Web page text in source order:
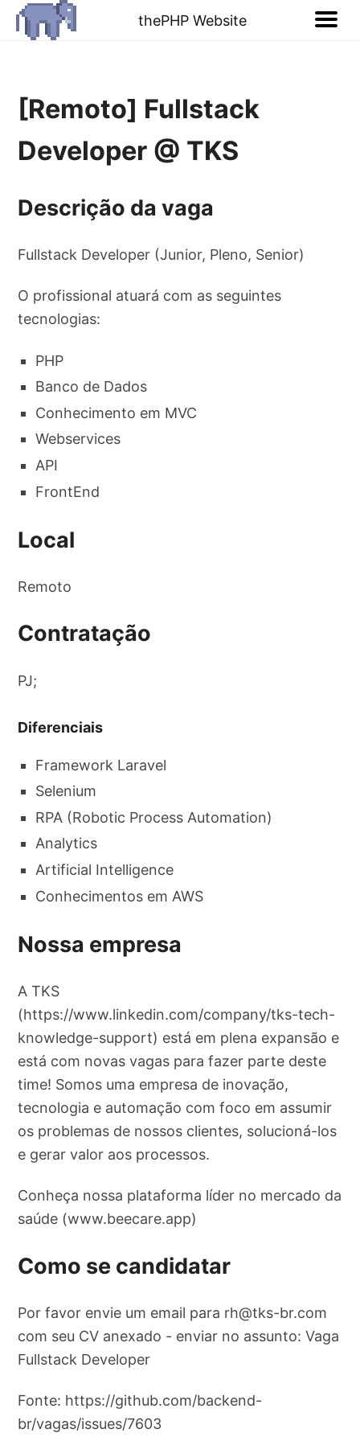
thePHP Website
[Remoto] Fullstack
Developer @ TKS
Descrição da vaga
Fullstack Developer (Junior, Pleno, Senior)
O profissional atuará com as seguintes
tecnologias:
PHP
Banco de Dados
Conhecimento em MVC
Webservices
API
FrontEnd
Local
Remoto
Contratação
PJ;
Diferenciais
Framework Laravel
Selenium
RPA (Robotic Process Automation)
Analytics
Artificial Intelligence
Conhecimentos em AWS
Nossa empresa
A TKS
(https://www.linkedin.com/company/tks-tech-
knowledge-support) está em plena expansão e
está com novas vagas para fazer parte deste
time! Somos uma empresa de inovação,
tecnologia e automação com foco em assumir
os problemas de nossos clientes, solucioná-los
e gerar valor aos processos.
Conheça nossa plataforma líder no mercado da
saúde (www.beecare.app)
Como se candidatar
Por favor envie um email para rh@tks-br.com
com seu CV anexado - enviar no assunto: Vaga
Fullstack Developer
Fonte: https://github.com/backend-
br/vagas/issues/7603